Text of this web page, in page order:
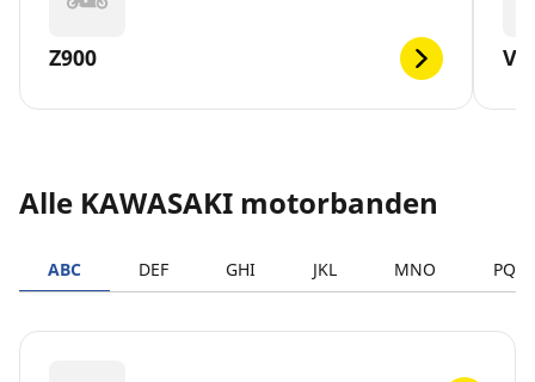
Z900
Alle KAWASAKI motorbanden
ABC DEF GHI JKL MNO PQRS